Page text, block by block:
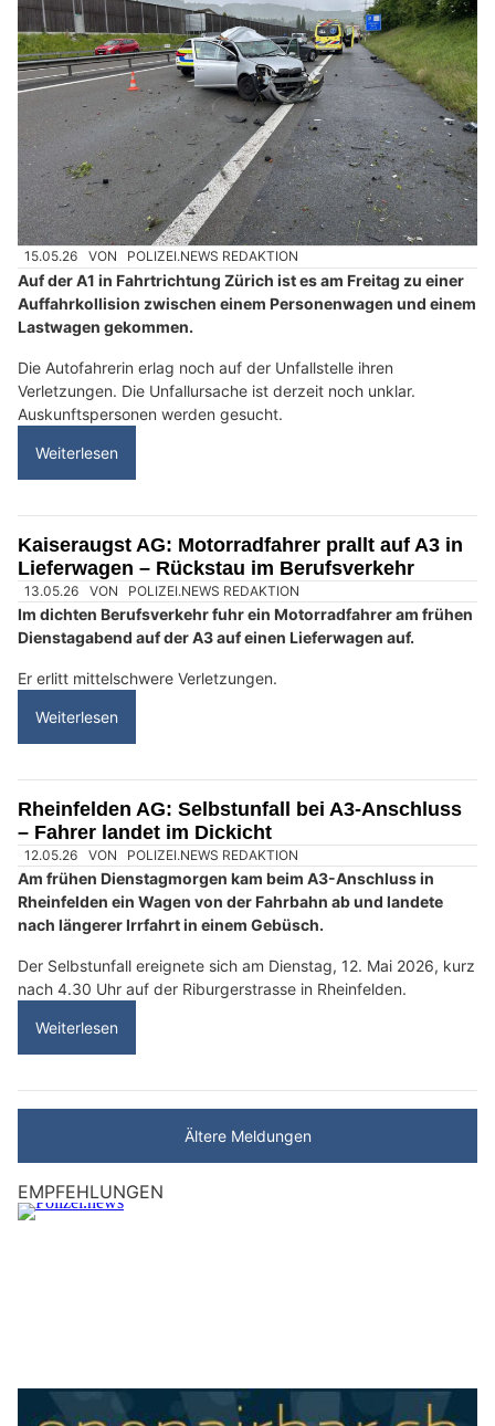
15.05.26 VON POLIZEI.NEWS REDAKTION
Auf der A1 in Fahrtrichtung Zürich ist es am Freitag zu einer
Auffahrkollision zwischen einem Personenwagen und einem
Lastwagen gekommen.
Die Autofahrerin erlag noch auf der Unfallstelle ihren
Verletzungen. Die Unfallursache ist derzeit noch unklar.
Auskunftspersonen werden gesucht.
Weiterlesen
Kaiseraugst AG: Motorradfahrer prallt auf A3 in
Lieferwagen – Rückstau im Berufsverkehr
13.05.26 VON POLIZEI.NEWS REDAKTION
Im dichten Berufsverkehr fuhr ein Motorradfahrer am frühen
Dienstagabend auf der A3 auf einen Lieferwagen auf.
Er erlitt mittelschwere Verletzungen.
Weiterlesen
Rheinfelden AG: Selbstunfall bei A3-Anschluss
– Fahrer landet im Dickicht
12.05.26 VON POLIZEI.NEWS REDAKTION
Am frühen Dienstagmorgen kam beim A3-Anschluss in
Rheinfelden ein Wagen von der Fahrbahn ab und landete
nach längerer Irrfahrt in einem Gebüsch.
Der Selbstunfall ereignete sich am Dienstag, 12. Mai 2026, kurz
nach 4.30 Uhr auf der Riburgerstrasse in Rheinfelden.
Weiterlesen
Ältere Meldungen
EMPFEHLUNGEN